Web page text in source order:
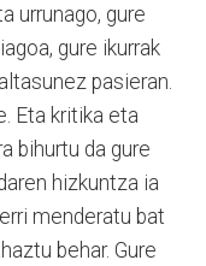
urrunago, gure
gure ikurrak
pasieran.
Eta kritika eta
bihurtu da gure
hizkuntza ia
menderatu bat
behar. Gure